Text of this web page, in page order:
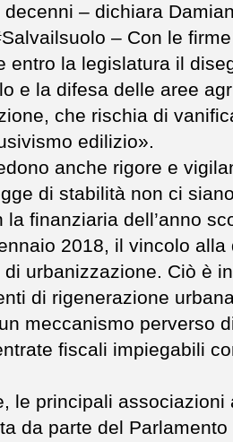
– dichiara
– Con le
entro la legislatura il
e la difesa delle aree
che rischia di
edilizio».
anche rigore e
di stabilità non ci
finanziaria dell’anno
2018, il vincolo
urbanizzazione. Ciò è
di rigenerazione
meccanismo perverso
fiscali impiegabili
le principali
da parte del